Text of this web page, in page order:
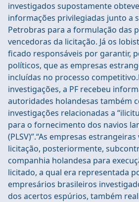
investigados supostamente
informações privilegiadas junto a
Petrobras para a formulação das
vencedoras da licitação. Já os
ficado responsáveis por garantir,
políticos, que as empresas
incluídas no processo
investigações, a PF recebeu
autoridades holandesas também
investigações relacionadas a
para o fornecimento dos navios
(PLSV)”.“As empresas
licitação, posteriormente,
companhia holandesa para
licitado, a qual era representada
empresários brasileiros
dos acertos espúrios, também